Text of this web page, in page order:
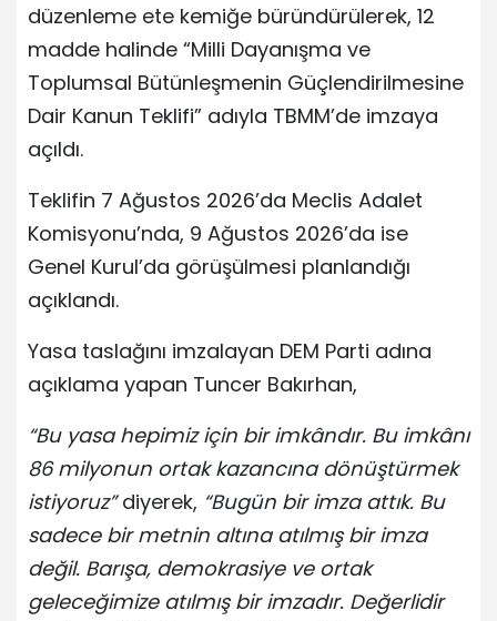
düzenleme ete kemiğe büründürülerek, 12
madde halinde “Milli Dayanışma ve
Toplumsal Bütünleşmenin Güçlendirilmesine
Dair Kanun Teklifi” adıyla TBMM’de imzaya
açıldı.
Teklifin 7 Ağustos 2026’da Meclis Adalet
Komisyonu’nda, 9 Ağustos 2026’da ise
Genel Kurul’da görüşülmesi planlandığı
açıklandı.
Yasa taslağını imzalayan DEM Parti adına
açıklama yapan Tuncer Bakırhan,
“Bu yasa hepimiz için bir imkândır. Bu imkânı
86 milyonun ortak kazancına dönüştürmek
istiyoruz”diyerek, “Bugün bir imza attık. Bu
sadece bir metnin altına atılmış bir imza
değil. Barışa, demokrasiye ve ortak
geleceğimize atılmış bir imzadır. Değerlidir